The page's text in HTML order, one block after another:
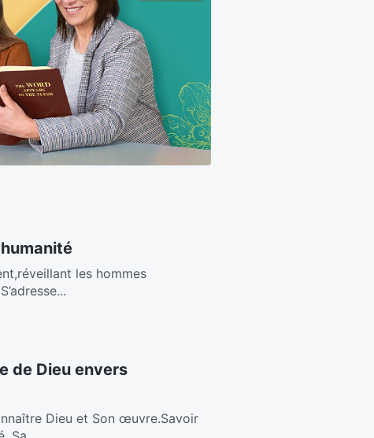
les hommes
de Dieu envers
Dieu et Son œuvre.Savoir